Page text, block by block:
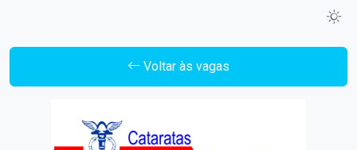
Voltar às vagas